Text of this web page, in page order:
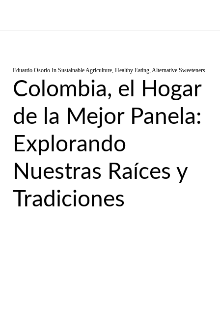
Eduardo Osorio In Sustainable Agriculture, Healthy Eating,Alternative Sweeteners
Colombia, el Hogar
de la Mejor Panela:
Explorando
Nuestras Raíces y
Tradiciones